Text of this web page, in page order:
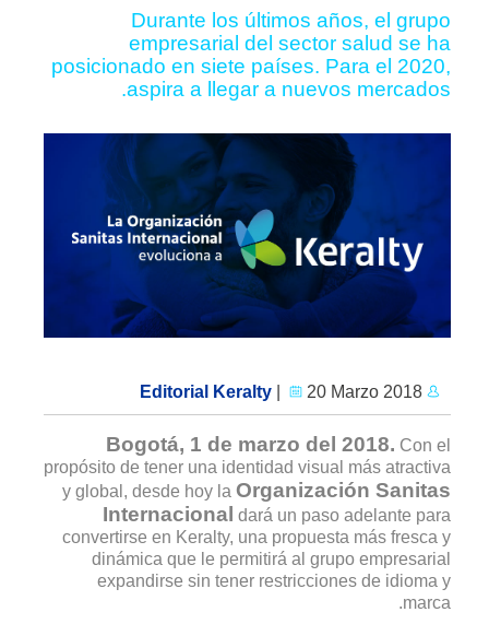
Durante los últimos años, el grupo
empresarial del sector salud se ha
posicionado en siete países. Para el 2020,
aspira a llegar a nuevos mercados.
Editorial Keralty
| 20 Marzo 2018
Bogotá, 1 de marzo del 2018. Con el
propósito de tener una identidad visual más atractiva
y global, desde hoy laOrganización Sanitas
Internacional dará un paso adelante para
convertirse en Keralty, una propuesta más fresca y
dinámica que le permitirá al grupo empresarial
expandirse sin tener restricciones de idioma y
marca.